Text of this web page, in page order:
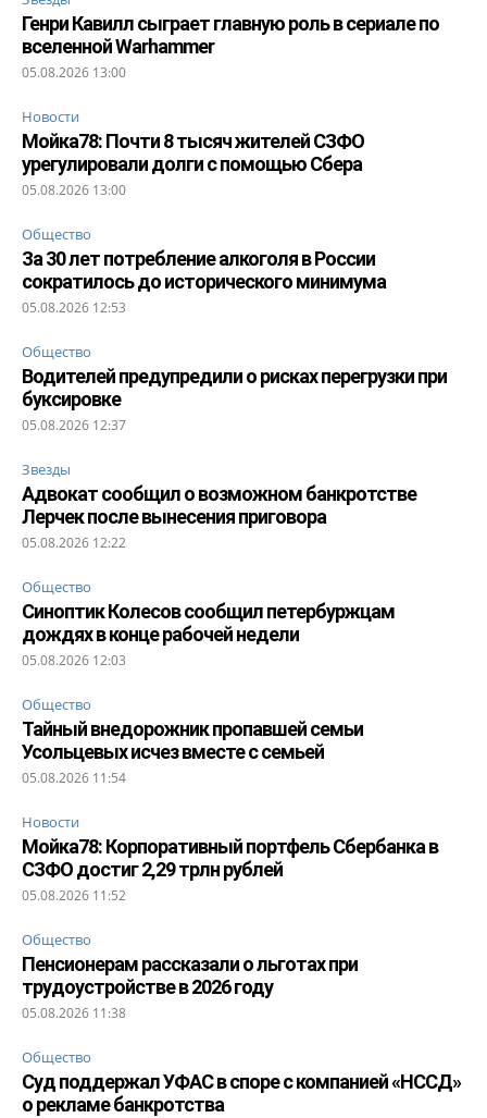
Генри Кавилл сыграет главную роль в сериале по
вселенной Warhammer
05.08.2026 13:00
Новости
Мойка78: Почти 8 тысяч жителей СЗФО
урегулировали долги с помощью Сбера
05.08.2026 13:00
Общество
За 30 лет потребление алкоголя в России
сократилось до исторического минимума
05.08.2026 12:53
Общество
Водителей предупредили о рисках перегрузки при
буксировке
05.08.2026 12:37
Звезды
Адвокат сообщил о возможном банкротстве
Лерчек после вынесения приговора
05.08.2026 12:22
Общество
Синоптик Колесов сообщил петербуржцам
дождях в конце рабочей недели
05.08.2026 12:03
Общество
Тайный внедорожник пропавшей семьи
Усольцевых исчез вместе с семьей
05.08.2026 11:54
Новости
Мойка78: Корпоративный портфель Сбербанка в
СЗФО достиг 2,29 трлн рублей
05.08.2026 11:52
Общество
Пенсионерам рассказали о льготах при
трудоустройстве в 2026 году
05.08.2026 11:38
Общество
Суд поддержал УФАС в споре с компанией «НССД»
о рекламе банкротства